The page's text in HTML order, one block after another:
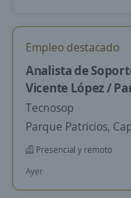
Empleo destacado
Analista de
Vicente López /
Tecnosop
Parque Patricios,
Presencial y remoto
Ayer